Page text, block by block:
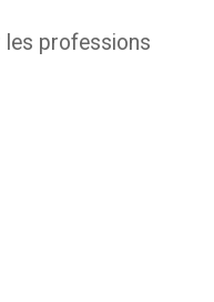
les professions